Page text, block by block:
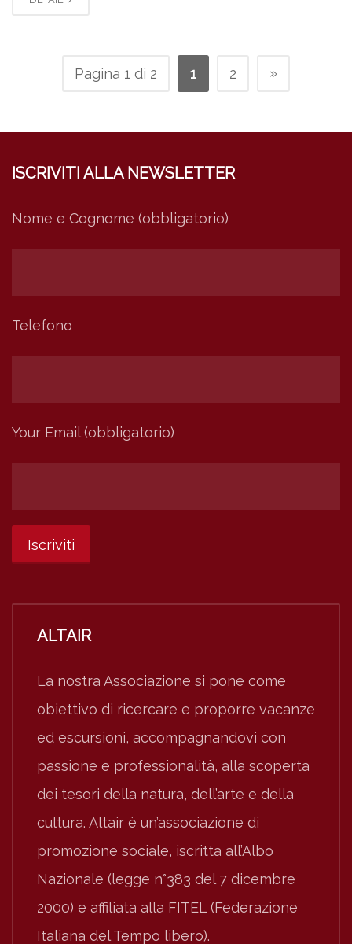
Pagina 1 di 2 1 2 »
ISCRIVITI ALLA NEWSLETTER
Nome e Cognome (obbligatorio)
Telefono
Your Email (obbligatorio)
ALTAIR
La nostra Associazione si pone come
obiettivo di ricercare e proporre vacanze
ed escursioni, accompagnandovi con
passione e professionalità, alla scoperta
dei tesori della natura, dell’arte e della
cultura. Altair è un’associazione di
promozione sociale, iscritta all’Albo
Nazionale (legge n°383 del 7 dicembre
2000) e affiliata alla FITEL (Federazione
Italiana del Tempo libero).